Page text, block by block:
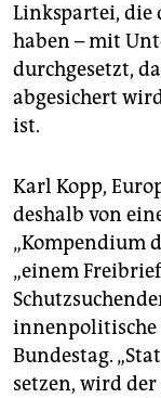
Linkspartei, die
haben – mit
durchgesetzt,
abgesichert
ist.
Karl Kopp,
deshalb von
„Kompendium
„einem
innenpolitische
Bundestag.
setzen, wird